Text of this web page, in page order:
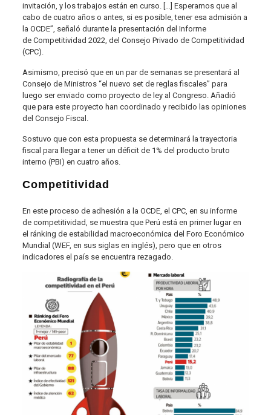
invitación, y los trabajos están en curso. […] Esperamos que al
cabo de cuatro años o antes, si es posible, tener esa admisión a
la OCDE”, señaló durante la presentación del Informe
de Competitividad 2022, del Consejo Privado de Competitividad
(CPC).
Asimismo, precisó que en un par de semanas se presentará al
Consejo de Ministros “el nuevo set de reglas fiscales” para
luego ser enviado como proyecto de ley al Congreso. Añadió
que para este proyecto han coordinado y recibido las opiniones
del Consejo Fiscal.
Sostuvo que con esta propuesta se determinará la trayectoria
fiscal para llegar a tener un déficit de 1% del producto bruto
interno (PBI) en cuatro años.
Competitividad
En este proceso de adhesión a la OCDE, el CPC, en su informe
de competitividad, se muestra que Perú está en primer lugar en
el ránking de estabilidad macroeconómica del Foro Económico
Mundial (WEF, en sus siglas en inglés), pero que en otros
indicadores el país se encuentra rezagado.